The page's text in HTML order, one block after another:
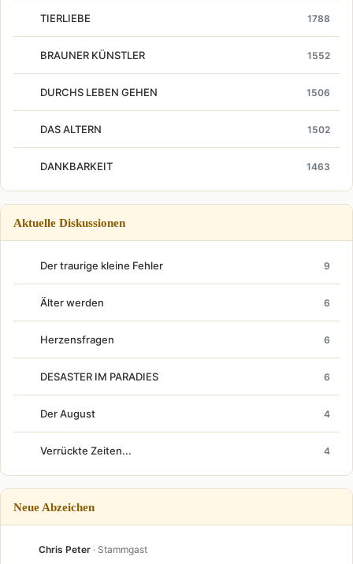
TIERLIEBE 1788
BRAUNER KÜNSTLER 1552
DURCHS LEBEN GEHEN 1506
DAS ALTERN 1502
DANKBARKEIT 1463
Aktuelle Diskussionen
Der traurige kleine Fehler 9
Älter werden 6
Herzensfragen 6
DESASTER IM PARADIES 6
Der August 4
Verrückte Zeiten... 4
Neue Abzeichen
Chris Peter · Stammgast